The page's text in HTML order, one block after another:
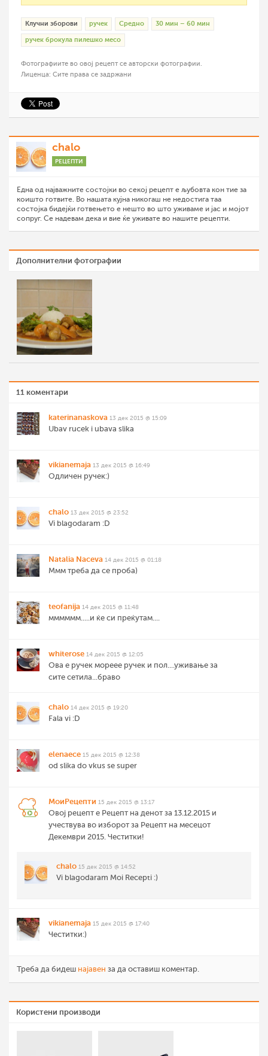
Клучни зборови ручек Средно 30 мин – 60 мин
ручек брокула пилешко месо
Фотографиите во овој рецепт се авторски фотографии.
Лиценца: Сите права се задржани
chalo
РЕЦЕПТИ
Една од најважните состојки во секој рецепт е љубовта кон тие за
коишто готвите. Во нашата кујна никогаш не недостига таа
состојка бидејќи готвењето е нешто во што уживаме и јас и мојот
сопруг. Се надевам дека и вие ќе уживате во нашите рецепти.
Дополнителни фотографии
11 коментари
katerinanaskova 13 дек 2015 @ 15:09
Ubav rucek i ubava slika
vikianemaja 13 дек 2015 @ 16:49
Одличен ручек:)
chalo 13 дек 2015 @ 23:52
Vi blagodaram :D
Natalia Naceva 14 дек 2015 @ 01:18
Ммм треба да се проба)
teofanija 14 дек 2015 @ 11:48
мммммм.....и ќе си преќутам....
whiterose 14 дек 2015 @ 12:05
Ова е ручек мореее ручек и пол....уживање за
сите сетила...браво
chalo 14 дек 2015 @ 19:20
Fala vi :D
elenaece 15 дек 2015 @ 12:38
od slika do vkus se super
МоиРецепти 15 дек 2015 @ 13:17
Oвој рецепт е Рецепт на денот за 13.12.2015 и
учествува во изборот за Рецепт на месецот
Декември 2015. Честитки!
chalo 15 дек 2015 @ 14:52
Vi blagodaram Moi Recepti :)
vikianemaja 15 дек 2015 @ 17:40
Честитки:)
Треба да бидеш најавен за да оставиш коментар.
Користени производи